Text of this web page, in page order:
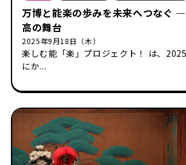
万博と能楽の歩みを未来へつなぐ
高の舞台
2025年9月18日（木）
楽しむ能「楽」プロジェクト！ は、
にか...